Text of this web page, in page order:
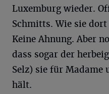
Luxemburg wieder.
Schmitts. Wie sie
Keine Ahnung. Aber
dass sogar der
Selz) sie für Madame
hält.